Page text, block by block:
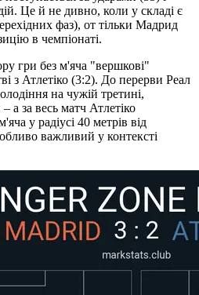
Це й не дивно, коли у складі є
фаз), от тільки Мадрид
в чемпіонаті.
гри без м'яча "вершкові"
з Атлетіко (3:2). До перерви Реал
на чужій третині,
а за весь матч Атлетіко
у радіусі 40 метрів від
важливий у контексті